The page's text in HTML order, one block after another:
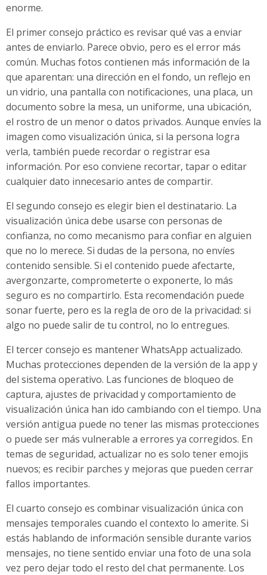
enorme.
El primer consejo práctico es revisar qué vas a enviar
antes de enviarlo. Parece obvio, pero es el error más
común. Muchas fotos contienen más información de la
que aparentan: una dirección en el fondo, un reflejo en
un vidrio, una pantalla con notificaciones, una placa, un
documento sobre la mesa, un uniforme, una ubicación,
el rostro de un menor o datos privados. Aunque envíes la
imagen como visualización única, si la persona logra
verla, también puede recordar o registrar esa
información. Por eso conviene recortar, tapar o editar
cualquier dato innecesario antes de compartir.
El segundo consejo es elegir bien el destinatario. La
visualización única debe usarse con personas de
confianza, no como mecanismo para confiar en alguien
que no lo merece. Si dudas de la persona, no envíes
contenido sensible. Si el contenido puede afectarte,
avergonzarte, comprometerte o exponerte, lo más
seguro es no compartirlo. Esta recomendación puede
sonar fuerte, pero es la regla de oro de la privacidad: si
algo no puede salir de tu control, no lo entregues.
El tercer consejo es mantener WhatsApp actualizado.
Muchas protecciones dependen de la versión de la app y
del sistema operativo. Las funciones de bloqueo de
captura, ajustes de privacidad y comportamiento de
visualización única han ido cambiando con el tiempo. Una
versión antigua puede no tener las mismas protecciones
o puede ser más vulnerable a errores ya corregidos. En
temas de seguridad, actualizar no es solo tener emojis
nuevos; es recibir parches y mejoras que pueden cerrar
fallos importantes.
El cuarto consejo es combinar visualización única con
mensajes temporales cuando el contexto lo amerite. Si
estás hablando de información sensible durante varios
mensajes, no tiene sentido enviar una foto de una sola
vez pero dejar todo el resto del chat permanente. Los